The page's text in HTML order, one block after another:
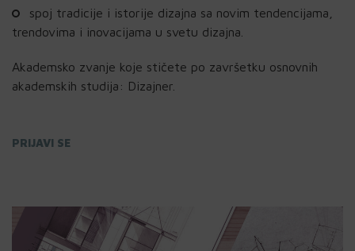
spoj tradicije i istorije dizajna sa novim tendencijama,
trendovima i inovacijama u svetu dizajna.
Akademsko zvanje koje stičete po završetku osnovnih
akademskih studija: Dizajner.
PRIJAVI SE